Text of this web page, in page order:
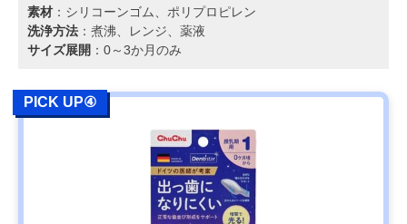
素材 ：シリコーンゴム、ポリプロピレン
洗浄方法 ：煮沸、レンジ、薬液
サイズ展開 ：0～3か月のみ
PICK UP④